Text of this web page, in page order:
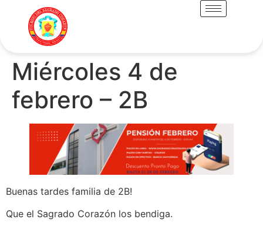
Miércoles 4 de
febrero – 2B
Buenas tardes familia de 2B!
Que el Sagrado Corazón los bendiga.